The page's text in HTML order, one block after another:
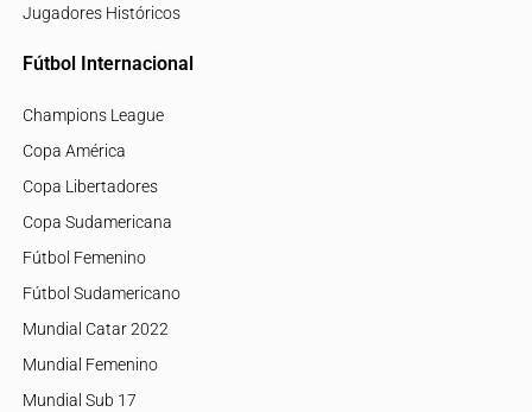
Jugadores Históricos
Fútbol Internacional
Champions League
Copa América
Copa Libertadores
Copa Sudamericana
Fútbol Femenino
Fútbol Sudamericano
Mundial Catar 2022
Mundial Femenino
Mundial Sub 17